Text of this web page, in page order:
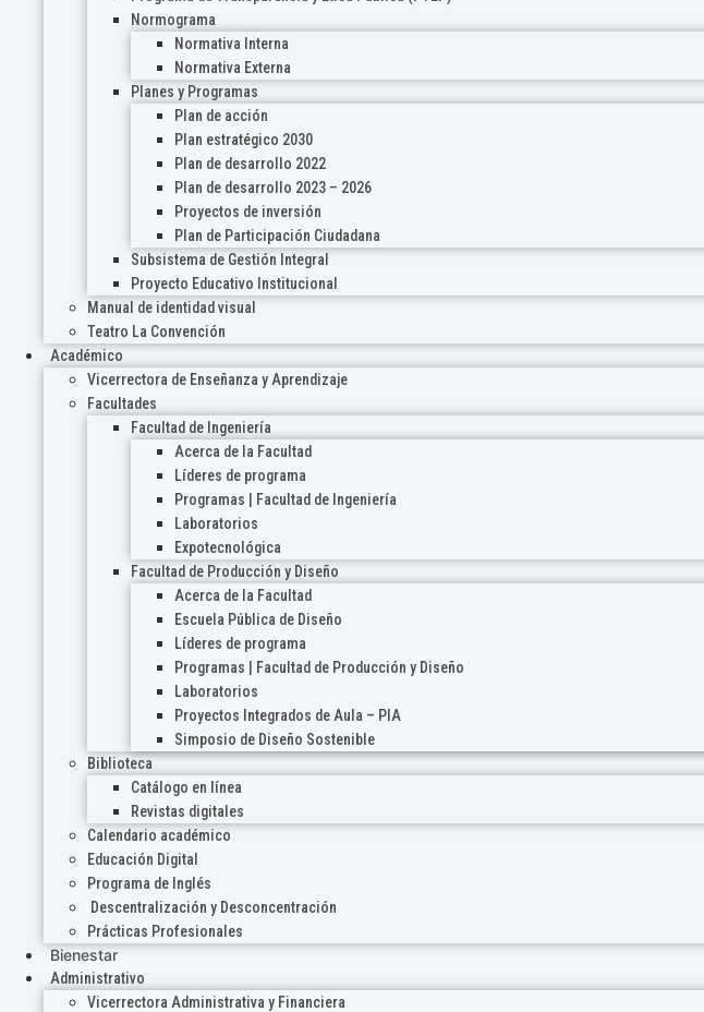
Normograma
Normativa Interna
Normativa Externa
Planes y Programas
Plan de acción
Plan estratégico 2030
Plan de desarrollo 2022
Plan de desarrollo 2023 – 2026
Proyectos de inversión
Plan de Participación Ciudadana
Subsistema de Gestión Integral
Proyecto Educativo Institucional
Manual de identidad visual
Teatro La Convención
Académico
Vicerrectora de Enseñanza y Aprendizaje
Facultades
Facultad de Ingeniería
Acerca de la Facultad
Líderes de programa
Programas | Facultad de Ingeniería
Laboratorios
Expotecnológica
Facultad de Producción y Diseño
Acerca de la Facultad
Escuela Pública de Diseño
Líderes de programa
Programas | Facultad de Producción y Diseño
Laboratorios
Proyectos Integrados de Aula – PIA
Simposio de Diseño Sostenible
Biblioteca
Catálogo en línea
Revistas digitales
Calendario académico
Educación Digital
Programa de Inglés
Descentralización y Desconcentración
Prácticas Profesionales
Bienestar
Administrativo
Vicerrectora Administrativa y Financiera